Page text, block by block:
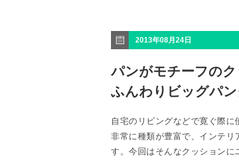
2013年08月24日
パンがモチーフの
ふんわりビッグパン
自宅のリビングなどで寛ぐ際
非常に種類が豊富で、インテリ
す。今回はそんなクッションに